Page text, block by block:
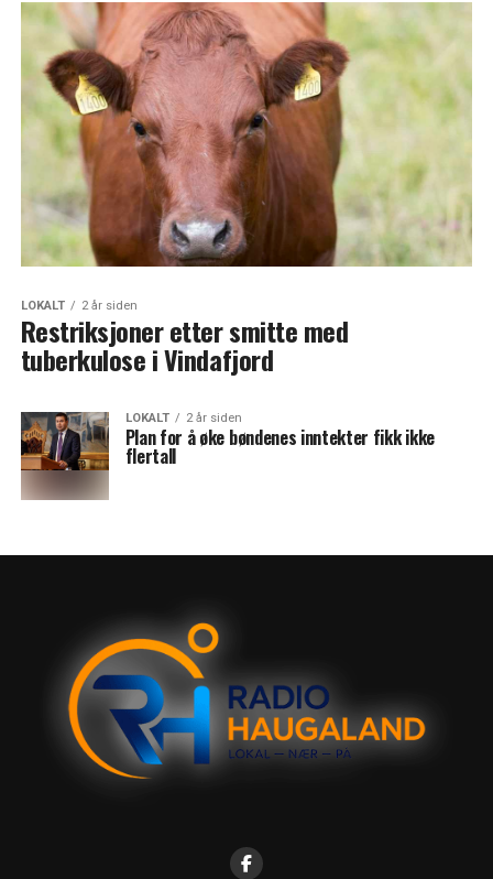
LOKALT 2 år siden
Restriksjoner etter smitte med
tuberkulose i Vindafjord
LOKALT 2 år siden
Plan for å øke bøndenes inntekter fikk ikke
flertall